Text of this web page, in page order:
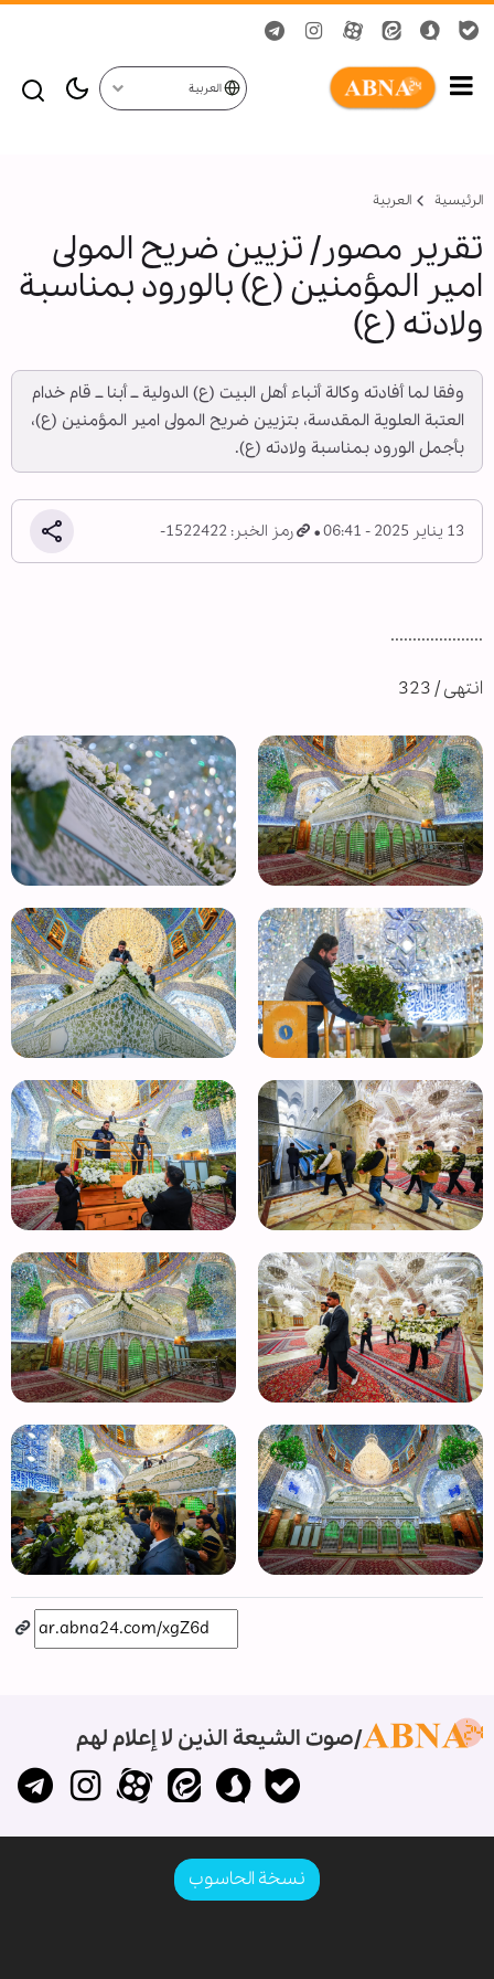
العربية
الرئيسية العربیة
تقرير مصور/ تزيين ضريح المولى
امير المؤمنين (ع) بالورود بمناسبة
ولادته (ع)
وفقا لما أفادته وكالة أنباء أهل البيت (ع) الدولية ــ أبنا ــ قام خدام
العتبة العلوية المقدسة، بتزيين ضريح المولى امير المؤمنين (ع)،
بأجمل الورود بمناسبة ولادته (ع).
13 يناير 2025 - 06:41 رمز الخبر: 1522422-
.....................
انتهى / 323
صوت الشيعة الذين لا إعلام لهم
نسخة الحاسوب